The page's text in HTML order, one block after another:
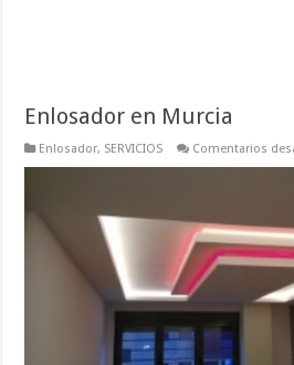
Enlosador en Murcia
Enlosador, SERVICIOS Comentarios